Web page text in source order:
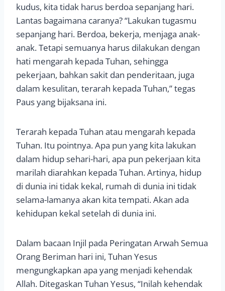
kudus, kita tidak harus berdoa sepanjang hari.
Lantas bagaimana caranya? “Lakukan tugasmu
sepanjang hari. Berdoa, bekerja, menjaga anak-
anak. Tetapi semuanya harus dilakukan dengan
hati mengarah kepada Tuhan, sehingga
pekerjaan, bahkan sakit dan penderitaan, juga
dalam kesulitan, terarah kepada Tuhan,” tegas
Paus yang bijaksana ini.
Terarah kepada Tuhan atau mengarah kepada
Tuhan. Itu pointnya. Apa pun yang kita lakukan
dalam hidup sehari-hari, apa pun pekerjaan kita
marilah diarahkan kepada Tuhan. Artinya, hidup
di dunia ini tidak kekal, rumah di dunia ini tidak
selama-lamanya akan kita tempati. Akan ada
kehidupan kekal setelah di dunia ini.
Dalam bacaan Injil pada Peringatan Arwah Semua
Orang Beriman hari ini, Tuhan Yesus
mengungkapkan apa yang menjadi kehendak
Allah. Ditegaskan Tuhan Yesus, “Inilah kehendak